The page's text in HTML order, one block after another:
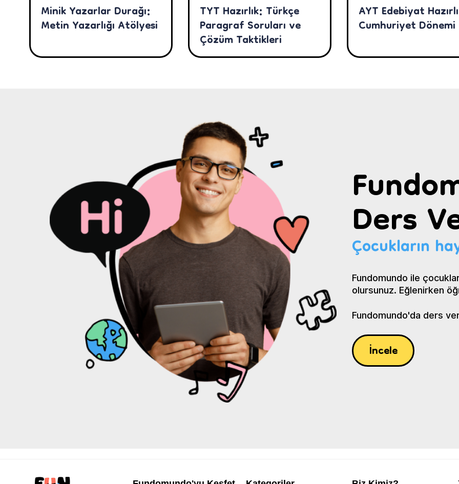
Minik Yazarlar Durağı:
Metin Yazarlığı Atölyesi
TYT Hazırlık: Türkçe
Paragraf Soruları ve
Çözüm Taktikleri
AYT Edebiyat
Cumhuriyet Dönemi
Ders
Çocukların
Fundomundo ile
olursunuz. Eğlenirken
Fundomundo'da ders
İncele